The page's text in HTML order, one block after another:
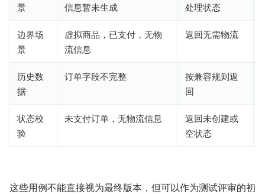
景
信息暂未生成
处理状态
边界场
景
虚拟商品，已支付，无物
流信息
返回无需物流
历史数
据
订单字段不完整
按兼容规则返
回
状态校
验
未支付订单，无物流信息
返回未创建或
空状态
这些用例不能直接视为最终版本，但可以作为测试评审的初